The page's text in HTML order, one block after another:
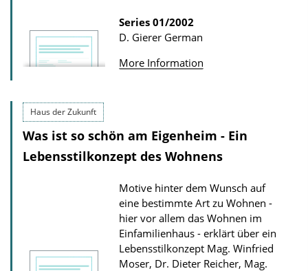
d
t
i
o
w
n
o
a
d
s
Series 01/2002
D. Gierer German
More Information
Haus der Zukunft
Was ist so schön am Eigenheim - Ein
Lebensstilkonzept des Wohnens
Motive hinter dem Wunsch auf
eine bestimmte Art zu Wohnen -
hier vor allem das Wohnen im
Einfamilienhaus - erklärt über ein
Lebensstilkonzept Mag. Winfried
Moser, Dr. Dieter Reicher, Mag.